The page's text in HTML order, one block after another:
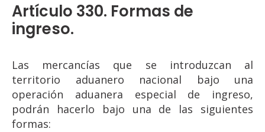
Artículo 330. Formas de
ingreso.
Las mercancías que se introduzcan al
territorio aduanero nacional bajo una
operación aduanera especial de ingreso,
podrán hacerlo bajo una de las siguientes
formas: